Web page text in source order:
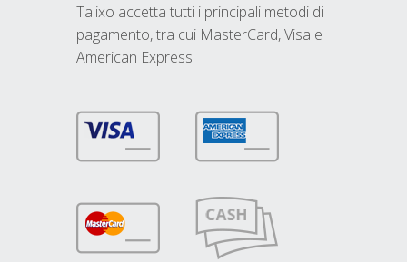
Talixo accetta tutti i principali metodi di
pagamento, tra cui MasterCard, Visa e
American Express.